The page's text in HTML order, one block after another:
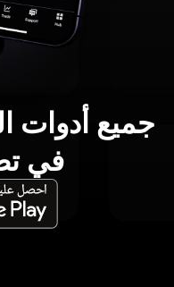
جميع أدوات
في